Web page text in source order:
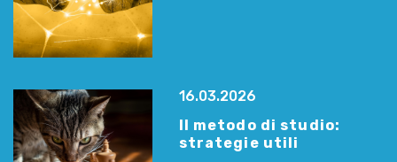
16.03.2026
Il metodo di studio:
strategie utili